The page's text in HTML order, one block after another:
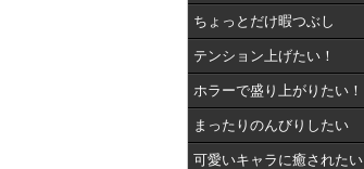
ちょっとだけ暇つぶし
テンション上げたい！
ホラーで盛り上がりたい！
まったりのんびりしたい
可愛いキャラに癒されたい